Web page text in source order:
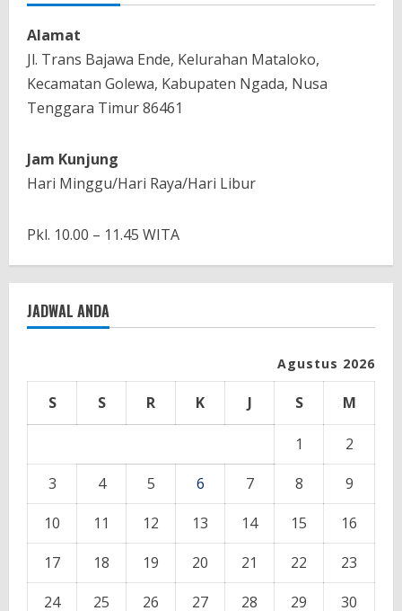
Alamat
Jl. Trans Bajawa Ende, Kelurahan Mataloko,
Kecamatan Golewa, Kabupaten Ngada, Nusa
Tenggara Timur 86461
Jam Kunjung
Hari Minggu/Hari Raya/Hari Libur
Pkl. 10.00 – 11.45 WITA
JADWAL ANDA
Agustus 2026
S S R K J S M
1
2
3
4 5 6 7 8
9
10
11 12 13 14 15
16
17
18 19 20 21 22
23
24
25 26 27 28 29 30